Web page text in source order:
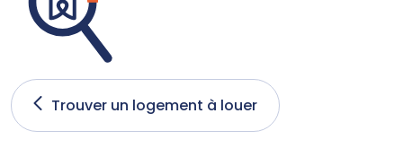
Trouver un logement à louer